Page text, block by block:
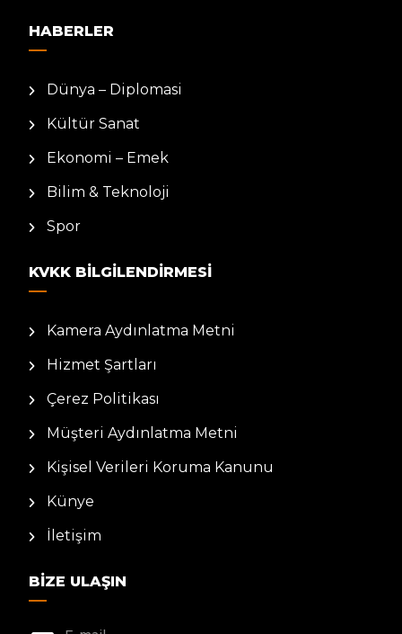
HABERLER
Dünya – Diplomasi
Kültür Sanat
Ekonomi – Emek
Bilim & Teknoloji
Spor
KVKK BILGILENDIRMESI
Kamera Aydınlatma Metni
Hizmet Şartları
Çerez Politikası
Müşteri Aydınlatma Metni
Kişisel Verileri Koruma Kanunu
Künye
İletişim
BIZE ULAŞIN